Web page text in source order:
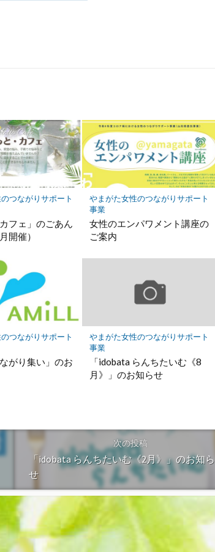
つながりサポート
フェ」のごあん
開催）
やまがた女性のつながりサポート
事業
女性のエンパワメント講座の
ご案内
つながりサポート
がり集い」のお
やまがた女性のつながりサポート
事業
「idobata らんちたいむ《8
月》」のお知らせ
次の投稿
「idobata らんちたいむ《2月》」のお知ら
せ